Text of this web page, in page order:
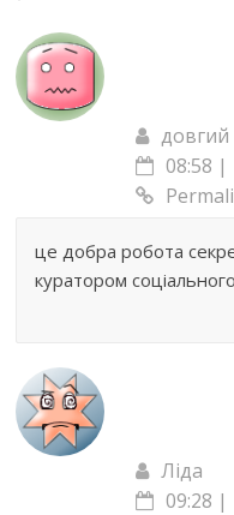
довгий
08:58 |
це добра робота
куратором
Ліда
09:28 |